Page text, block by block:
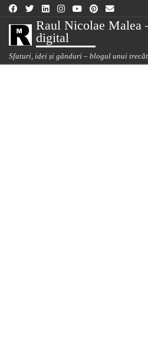
Raul Nicolae Malea
digital
Sfaturi, idei și gânduri – blogul unui